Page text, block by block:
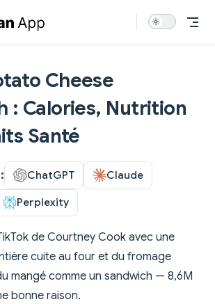
Cheese
: Calories, Nutrition
Santé
ChatGPT Claude
Perplexity
de Courtney Cook avec une
cuite au four et du fromage
mangé comme un sandwich — 8,6M
bonne raison.